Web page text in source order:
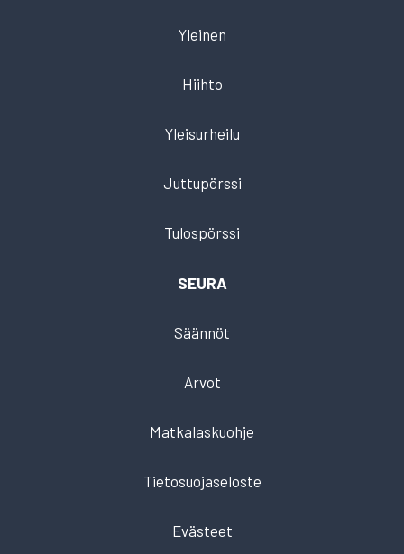
Yleinen
Hiihto
Yleisurheilu
Juttupörssi
Tulospörssi
SEURA
Säännöt
Arvot
Matkalaskuohje
Tietosuojaseloste
Evästeet